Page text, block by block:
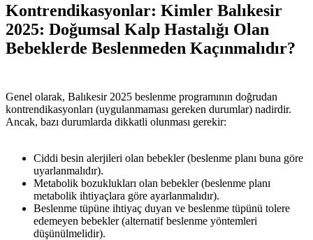
Kontrendikasyonlar: Kimler Balıkesir
2025: Doğumsal Kalp Hastalığı Olan
Bebeklerde Beslenmeden Kaçınmalıdır?
Genel olarak, Balıkesir 2025 beslenme programının doğrudan
kontrendikasyonları (uygulanmaması gereken durumlar) nadirdir.
Ancak, bazı durumlarda dikkatli olunması gerekir:
Ciddi besin alerjileri olan bebekler (beslenme planı buna göre
uyarlanmalıdır).
Metabolik bozuklukları olan bebekler (beslenme planı
metabolik ihtiyaçlara göre ayarlanmalıdır).
Beslenme tüpüne ihtiyaç duyan ve beslenme tüpünü tolere
edemeyen bebekler (alternatif beslenme yöntemleri
düşünülmelidir).